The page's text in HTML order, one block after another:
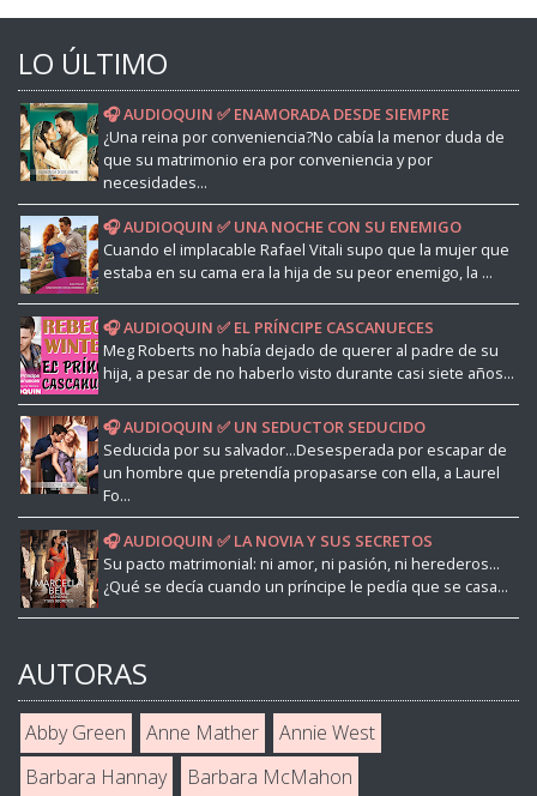
LO ÚLTIMO
🎧 AUDIOQUIN ✅ ENAMORADA DESDE SIEMPRE
¿Una reina por conveniencia?No cabía la menor duda de
que su matrimonio era por conveniencia y por
necesidades...
🎧 AUDIOQUIN ✅ UNA NOCHE CON SU ENEMIGO
Cuando el implacable Rafael Vitali supo que la mujer que
estaba en su cama era la hija de su peor enemigo, la ...
🎧 AUDIOQUIN ✅ EL PRÍNCIPE CASCANUECES
Meg Roberts no había dejado de querer al padre de su
hija, a pesar de no haberlo visto durante casi siete años...
🎧 AUDIOQUIN ✅ UN SEDUCTOR SEDUCIDO
Seducida por su salvador...Desesperada por escapar de
un hombre que pretendía propasarse con ella, a Laurel
Fo...
🎧 AUDIOQUIN ✅ LA NOVIA Y SUS SECRETOS
Su pacto matrimonial: ni amor, ni pasión, ni herederos...
¿Qué se decía cuando un príncipe le pedía que se casa...
AUTORAS
Abby Green Anne Mather
Annie West
Barbara Hannay
Barbara McMahon